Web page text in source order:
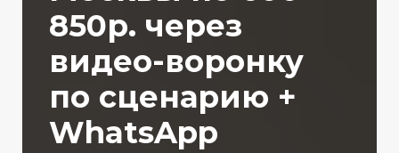
850р. через
видео-воронку
по сценарию +
WhatsApp